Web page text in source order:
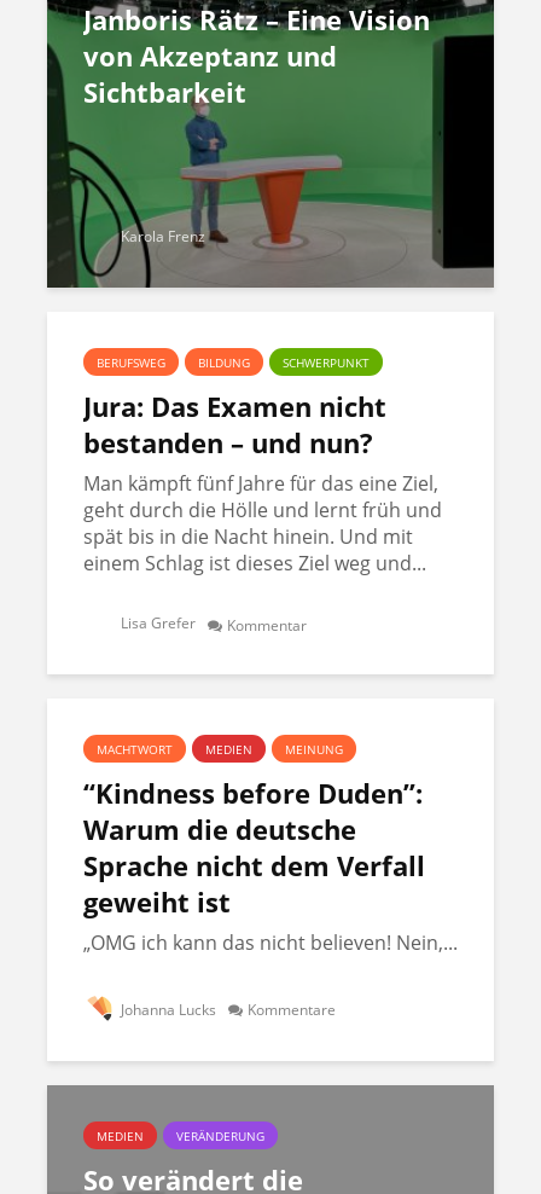
Janboris Rätz – Eine Vision
von Akzeptanz und
Sichtbarkeit
Karola Frenz
BERUFSWEG BILDUNG SCHWERPUNKT
Jura: Das Examen nicht
bestanden – und nun?
Man kämpft fünf Jahre für das eine Ziel,
geht durch die Hölle und lernt früh und
spät bis in die Nacht hinein. Und mit
einem Schlag ist dieses Ziel weg und...
Lisa Grefer Kommentar
MACHTWORT MEDIEN MEINUNG
“Kindness before Duden”:
Warum die deutsche
Sprache nicht dem Verfall
geweiht ist
„OMG ich kann das nicht believen! Nein,...
Johanna Lucks Kommentare
MEDIEN VERÄNDERUNG
So verändert die